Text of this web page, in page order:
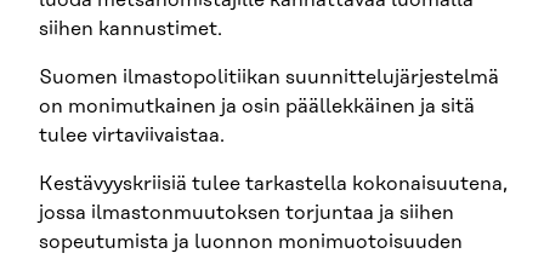
siihen kannustimet.
Suomen ilmastopolitiikan suunnittelujärjestelmä
on monimutkainen ja osin päällekkäinen ja sitä
tulee virtaviivaistaa.
Kestävyyskriisiä tulee tarkastella kokonaisuutena,
jossa ilmastonmuutoksen torjuntaa ja siihen
sopeutumista ja luonnon monimuotoisuuden